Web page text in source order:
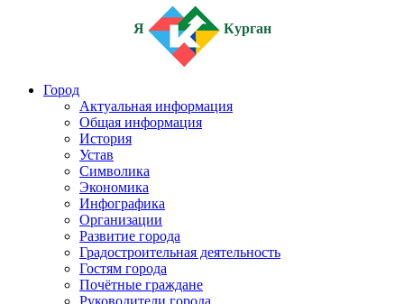
Я Курган
Город
Актуальная информация
Общая информация
История
Устав
Символика
Экономика
Инфографика
Организации
Развитие города
Градостроительная деятельность
Гостям города
Почётные граждане
Руководители города